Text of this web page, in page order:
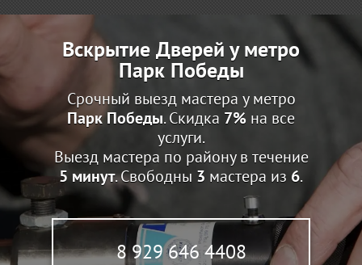
Вскрытие Дверей у метро
Парк Победы
Срочный выезд мастера у метро
Парк Победы. Скидка 7% на все
услуги.
Выезд мастера по району в течение
5 минут. Свободны 3 мастера из 6.
8 929 646 4408